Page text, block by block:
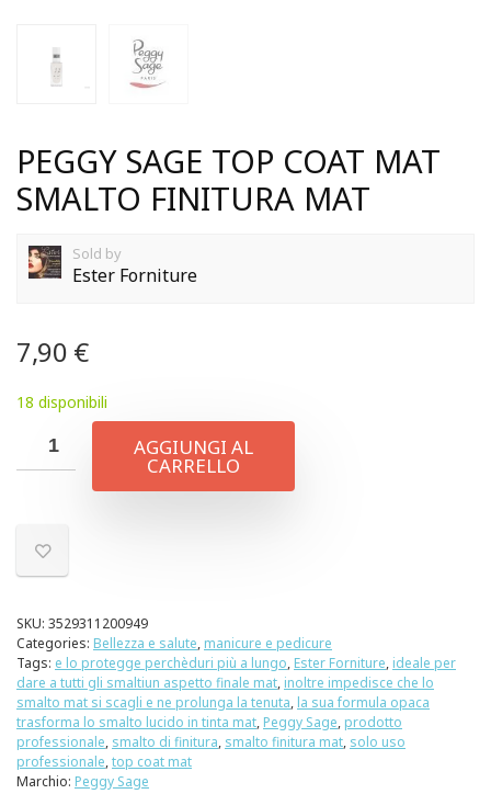
PEGGY SAGE TOP COAT MAT
SMALTO FINITURA MAT
Sold by
Ester Forniture
7,90 €
18 disponibili
AGGIUNGI AL
CARRELLO
SKU: 3529311200949
Categories: Bellezza e salute, manicure e pedicure
Tags: e lo protegge perchèduri più a lungo, Ester Forniture, ideale per
dare a tutti gli smaltiun aspetto finale mat, inoltre impedisce che lo
smalto mat si scagli e ne prolunga la tenuta, la sua formula opaca
trasforma lo smalto lucido in tinta mat, Peggy Sage, prodotto
professionale, smalto di finitura, smalto finitura mat, solo uso
professionale,top coat mat
Marchio: Peggy Sage